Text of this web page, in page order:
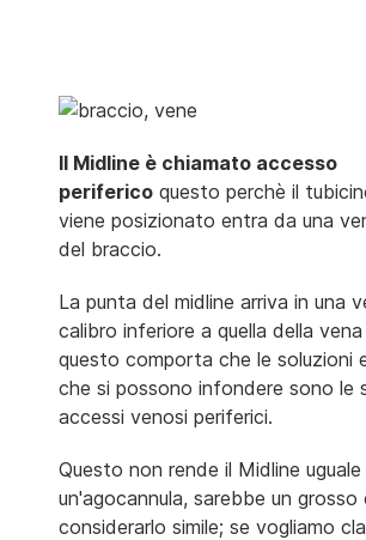
Il Midline è chiamato accesso
periferico questo perchè il
viene posizionato entra da una
del braccio.
La punta del midline arriva in una
calibro inferiore a quella della
questo comporta che le soluzioni
che si possono infondere sono le
accessi venosi periferici.
Questo non rende il Midline uguale
un'agocannula, sarebbe un grosso
considerarlo simile; se vogliamo